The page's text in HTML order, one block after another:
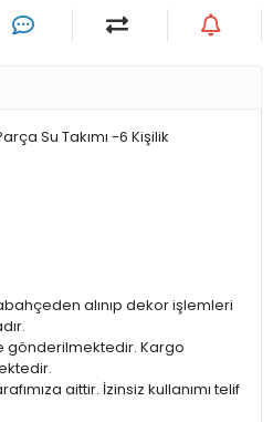
Su Takımı -6 Kişilik
alınıp dekor işlemleri
gönderilmektedir. Kargo
aittir. İzinsiz kullanımı telif